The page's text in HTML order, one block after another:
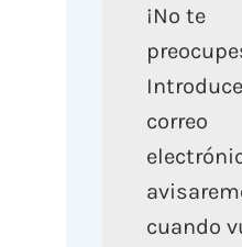
¡No te
correo
cuando